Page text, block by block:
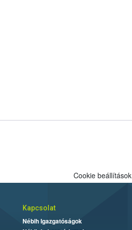
Cookie beállítások
Kapcsolat
Nébih Igazgatóságok